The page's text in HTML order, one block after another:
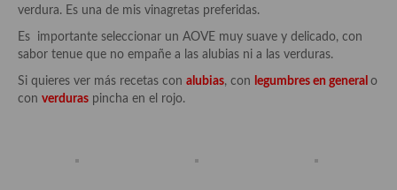
Cocina Coreana
Cocina HIndú
Cocina China
verdura. Es una de mis vinagretas preferidas.
Es importante seleccionar un AOVE muy suave y delicado, con
sabor tenue que no empañe a las alubias ni a las verduras.
Si quieres ver más recetas con alubias, con legumbres en general o
con verduras pincha en el rojo.